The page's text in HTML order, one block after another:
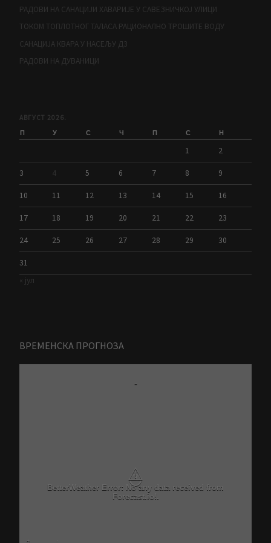
РАДОВИ НА САНАЦИЈИ ХАВАРИЈЕ У САВЕЗНИЧКОЈ УЛИЦИ
ТОКОМ ТОПЛОТНОГ ТАЛАСА РАЦИОНАЛНО ТРОШИТЕ ВОДУ
САНАЦИЈА КВАРА У НАСЕЉУ Д3
РАДОВИ НА ДУВАНИЦИ
АВГУСТ 2026.
П У С Ч П С Н
1 2
3 4 5 6 7 8 9
10 11 12 13 14 15 16
17 18 19 20 21 22 23
24 25 26 27 28 29 30
31
« јул
ВРЕМЕНСКА ПРОГНОЗА
-
⚠
BetterWeather Error: No any data received from
Forecast.io!.